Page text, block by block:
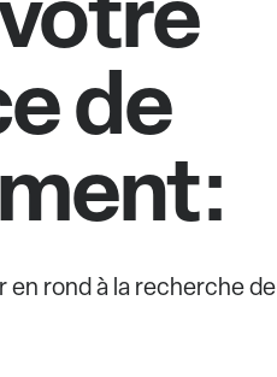
de
rond à la recherche de